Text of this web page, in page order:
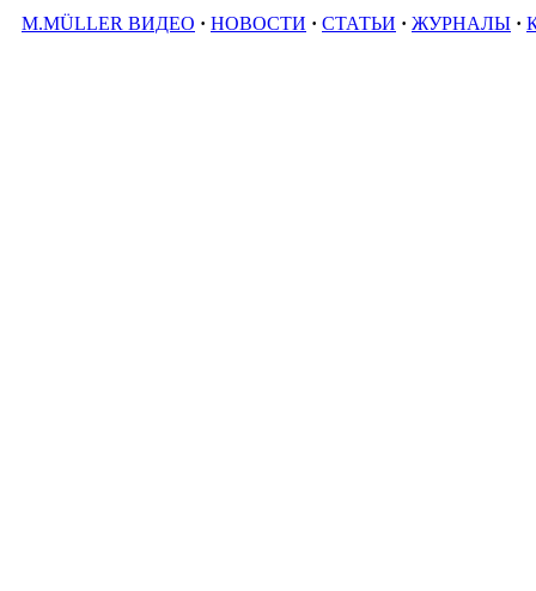
M.MÜLLER ВИДЕО · НОВОСТИ · СТАТЬИ · ЖУРНАЛЫ ·